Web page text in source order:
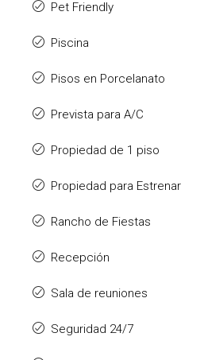
Pet Friendly
Piscina
Pisos en Porcelanato
Prevista para A/C
Propiedad de 1 piso
Propiedad para Estrenar
Rancho de Fiestas
Recepción
Sala de reuniones
Seguridad 24/7